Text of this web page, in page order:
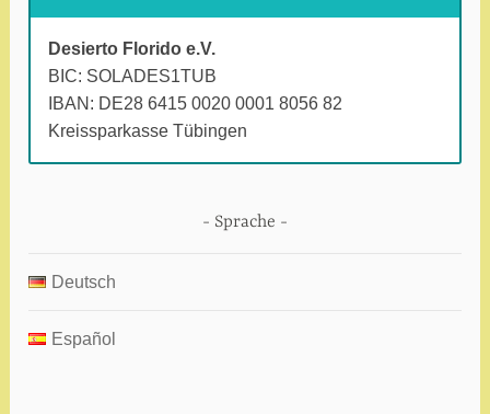
Desierto Florido e.V.
BIC: SOLADES1TUB
IBAN: DE28 6415 0020 0001 8056 82
Kreissparkasse Tübingen
Sprache
Deutsch
Español